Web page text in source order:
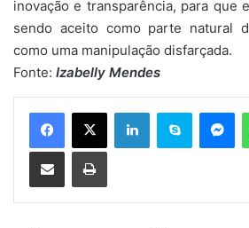
inovação e transparência, para que
sendo aceito como parte natural
como uma manipulação disfarçada.
Fonte: Izabelly Mendes